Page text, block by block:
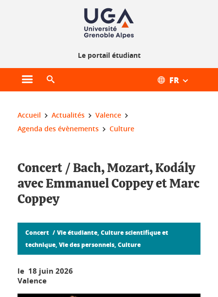
Le portail étudiant
Ouvrir le menu principal FR
Vous êtes ici :
Accueil Actualités
Valence
Agenda des évènements
Culture
Concert / Bach, Mozart, Kodály
avec Emmanuel Coppey et Marc
Coppey
Concert
Vie étudiante, Culture scientifique et
technique, Vie des personnels, Culture
le 18 juin 2026
Valence